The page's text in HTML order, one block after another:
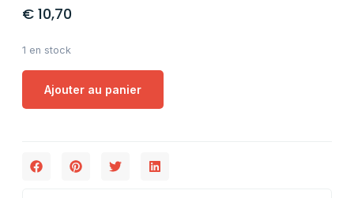
€ 10,70
1 en stock
Ajouter au panier